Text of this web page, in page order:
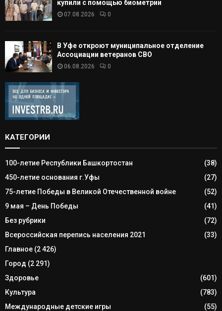
купили с помощью биометрии
07.08.2026 0
В Уфе откроют муниципальное отделение
Ассоциации ветеранов СВО
06.08.2026 0
КАТЕГОРИИ
100-летие Республики Башкортостан
(38)
450-летие основания г.Уфы
(27)
75-летие Победы в Великой Отечественной войне
(52)
9 мая – День Победы
(41)
Без рубрики
(72)
Всероссийская перепись населения 2021
(33)
Главное (2 426)
Город (2 291)
Здоровье
(601)
Культура
(783)
Международные детские игры
(55)